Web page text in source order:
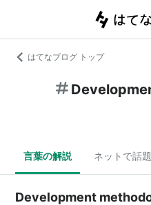
はてなブログ トップ
言葉の解説 ネットで話題
Development